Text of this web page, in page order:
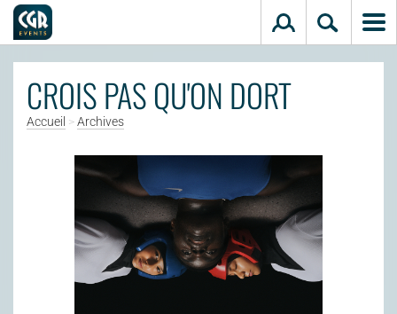
CROIS PAS QU'ON DORT
Accueil >Archives